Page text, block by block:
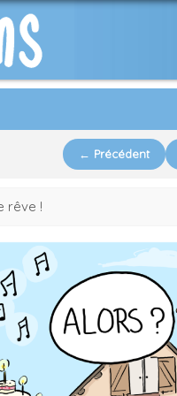
← Précédent
rêve !